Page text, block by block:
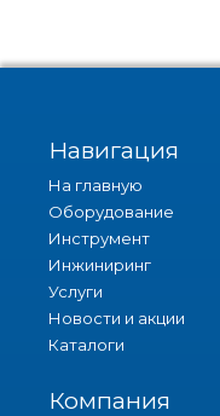
Навигация
На главную
Оборудование
Инструмент
Инжиниринг
Услуги
Новости и акции
Каталоги
Компания